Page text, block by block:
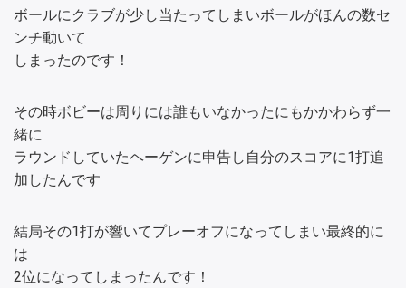
ボールにクラブが少し当たってしまいボールがほんの数セ
ンチ動いて
しまったのです！
その時ボビーは周りには誰もいなかったにもかかわらず一
緒に
ラウンドしていたヘーゲンに申告し自分のスコアに1打追
加したんです
結局その1打が響いてプレーオフになってしまい最終的に
は
2位になってしまったんです！